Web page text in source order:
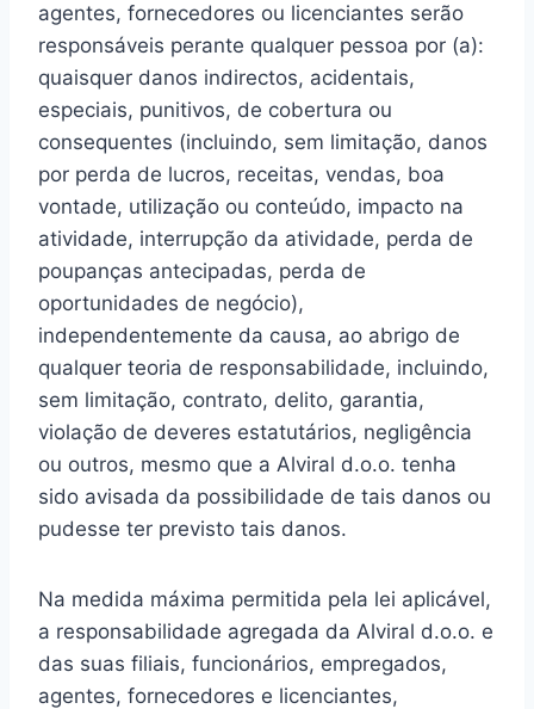
agentes, fornecedores ou licenciantes serão
responsáveis perante qualquer pessoa por (a):
quaisquer danos indirectos, acidentais,
especiais, punitivos, de cobertura ou
consequentes (incluindo, sem limitação, danos
por perda de lucros, receitas, vendas, boa
vontade, utilização ou conteúdo, impacto na
atividade, interrupção da atividade, perda de
poupanças antecipadas, perda de
oportunidades de negócio),
independentemente da causa, ao abrigo de
qualquer teoria de responsabilidade, incluindo,
sem limitação, contrato, delito, garantia,
violação de deveres estatutários, negligência
ou outros, mesmo que a Alviral d.o.o. tenha
sido avisada da possibilidade de tais danos ou
pudesse ter previsto tais danos.
Na medida máxima permitida pela lei aplicável,
a responsabilidade agregada da Alviral d.o.o. e
das suas filiais, funcionários, empregados,
agentes, fornecedores e licenciantes,